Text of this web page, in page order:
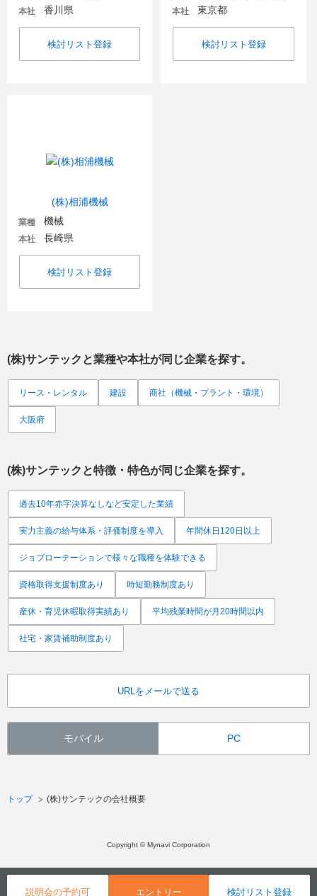
説明会の予約可 エントリー 検討リスト登録
本社 香川県
検討リスト登録
本社 東京都
検討リスト登録
(株)相浦機械
業種 機械
本社 長崎県
検討リスト登録
(株)サンテック と業種や本社が同じ企業を探す。
リース・レンタル 建設 商社（機械・プラント・環境）
大阪府
(株)サンテック と特徴・特色が同じ企業を探す。
過去10年赤字決算なしなど安定した業績
実力主義の給与体系・評価制度を導入 年間休日120日以上
ジョブローテーションで様々な職種を体験できる
資格取得支援制度あり 時短勤務制度あり
産休・育児休暇取得実績あり 平均残業時間が月20時間以内
社宅・家賃補助制度あり
URLをメールで送る
モバイル PC
トップ (株)サンテックの会社概要
Copyright © Mynavi Corporation